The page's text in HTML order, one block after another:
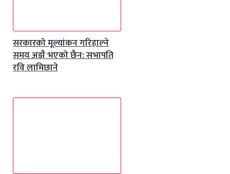
सरकारको मूल्यांकन गरिहाल्ने
समय अझै भएको छैन: सभापति
रवि लामिछाने